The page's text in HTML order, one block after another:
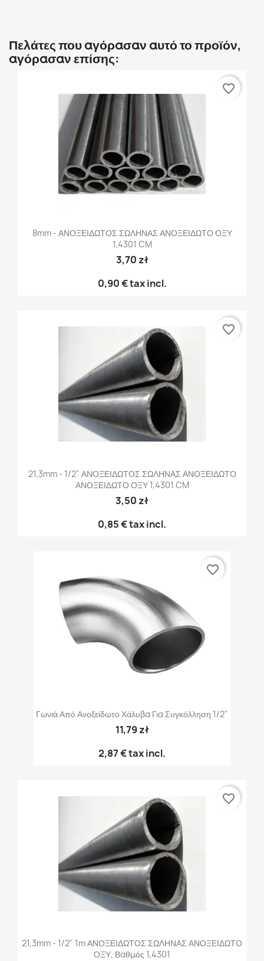
Πελάτες που αγόρασαν αυτό το προϊόν,
αγόρασαν επίσης:
8mm - ΑΝΟΞΕΙΔΩΤΟΣ ΣΩΛΗΝΑΣ ΑΝΟΞΕΙΔΩΤΟ ΟΞΥ
1,4301 CM
3,70 zł
0,90 €tax incl.
favorite_border
21,3mm - 1/2" ΑΝΟΞΕΙΔΩΤΟΣ ΣΩΛΗΝΑΣ ΑΝΟΞΕΙΔΩΤΟ
ΑΝΟΞΕΙΔΩΤΟ ΟΞΥ 1,4301 CM
3,50 zł
0,85 €tax incl.
favorite_border
Γωνιά Από Ανοξείδωτο Χάλυβα Για Συγκόλληση 1/2"
11,79 zł
2,87 €tax incl.
favorite_border
21,3mm - 1/2" 1m ΑΝΟΞΕΙΔΩΤΟΣ ΣΩΛΗΝΑΣ ΑΝΟΞΕΙΔΩΤΟ
ΟΞΥ, Βαθμός 1,4301
favorite_border